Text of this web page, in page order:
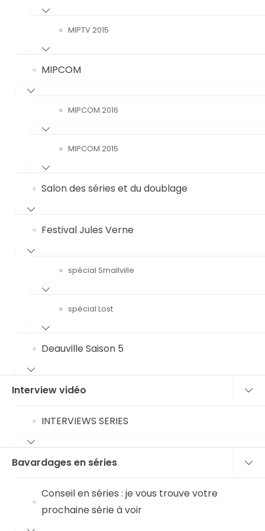
MIPTV 2015
MIPCOM
MIPCOM 2016
MIPCOM 2015
Salon des séries et du doublage
Festival Jules Verne
spécial Smallville
spécial Lost
Deauville Saison 5
Interview vidéo
INTERVIEWS SERIES
Bavardages en séries
Conseil en séries : je vous trouve votre
prochaine série à voir